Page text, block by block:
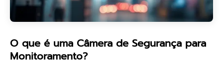
O que é uma Câmera de Segurança para
Monitoramento?